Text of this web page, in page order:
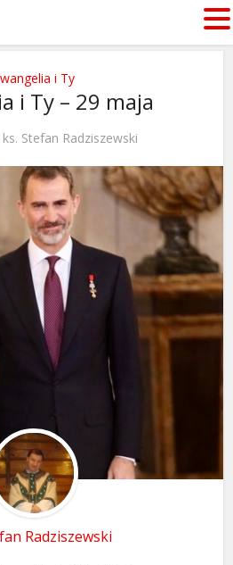
i Ty
i Ty – 29 maja
ks. Stefan Radziszewski
Radziszewski